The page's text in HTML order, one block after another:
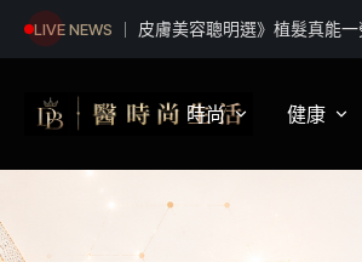
LIVE NEWS
高雄國際茶、酒、咖啡暨
南北雙館近300家廠商、
時尚
影視娛樂
健康